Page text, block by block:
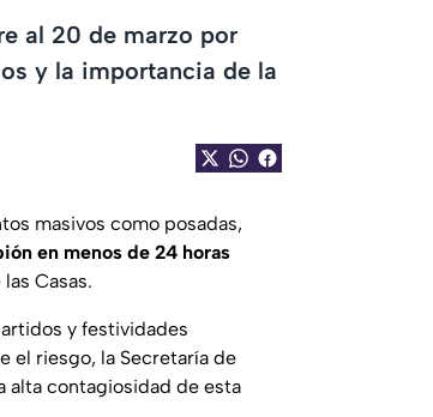
al 20 de marzo por
y la importancia de la
masivos como posadas,
en menos de 24 horas
Casas.
y festividades
el riesgo, la Secretaría de
alta contagiosidad de esta